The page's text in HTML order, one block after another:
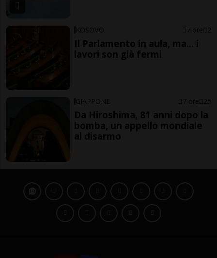
KOSOVO 7 ore 2
Il Parlamento in aula, ma... i
lavori son già fermi
GIAPPONE 7 ore 25
Da Hiroshima, 81 anni dopo la
bomba, un appello mondiale
al disarmo